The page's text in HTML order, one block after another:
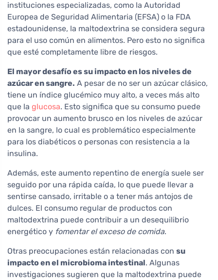
instituciones especializadas, como la Autoridad
Europea de Seguridad Alimentaria (EFSA) o la FDA
estadounidense, la maltodextrina se considera segura
para el uso común en alimentos. Pero esto no significa
que esté completamente libre de riesgos.
El mayor desafío es su impacto en los niveles de
azúcar en sangre. A pesar de no ser un azúcar clásico,
tiene un índice glucémico muy alto, a veces más alto
que la glucosa. Esto significa que su consumo puede
provocar un aumento brusco en los niveles de azúcar
en la sangre, lo cual es problemático especialmente
para los diabéticos o personas con resistencia a la
insulina.
Además, este aumento repentino de energía suele ser
seguido por una rápida caída, lo que puede llevar a
sentirse cansado, irritable o a tener más antojos de
dulces. El consumo regular de productos con
maltodextrina puede contribuir a un desequilibrio
energético y fomentar el exceso de comida.
Otras preocupaciones están relacionadas con su
impacto en el microbioma intestinal. Algunas
investigaciones sugieren que la maltodextrina puede